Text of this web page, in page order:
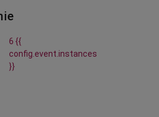
6 {{
config.event.instances
}}